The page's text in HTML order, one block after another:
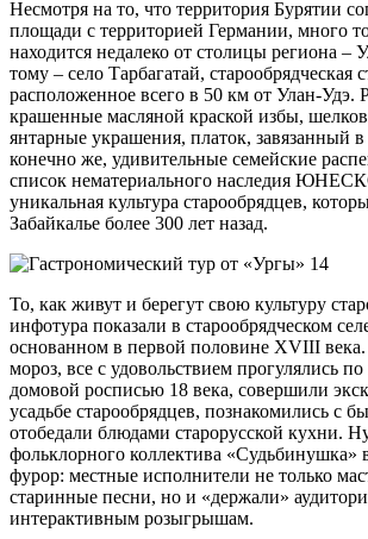
Несмотря на то, что территория Бурятии
площади с территорией Германии, много
находится недалеко от столицы региона –
тому – село Тарбагатай, старообрядческая
расположенное всего в 50 км от Улан-Удэ.
крашенные масляной краской избы,
янтарные украшения, платок, завязанный
конечно же, удивительные семейские
список нематериального наследия
уникальная культура старообрядцев,
Забайкалье более 300 лет назад.
То, как живут и берегут свою культуру
инфотура показали в старообрядческом
основанном в первой половине XVIII
мороз, все с удовольствием прогулялись
домовой росписью 18 века, совершили
усадьбе старообрядцев, познакомились с
отобедали блюдами старорусской кухни.
фольклорного коллектива «Судьбинушка»
фурор: местные исполнители не только
старинные песни, но и «держали»
интерактивным розыгрышам.